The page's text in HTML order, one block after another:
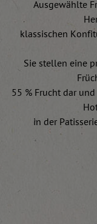
Ausgewählte
klassischen
Sie stellen eine
55 % Frucht dar
in der